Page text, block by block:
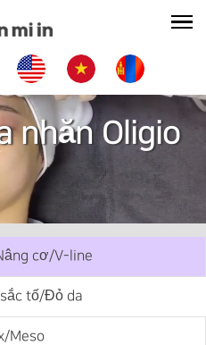
nhăn Oligio
cơ/V-line
tố/Đỏ da
Meso